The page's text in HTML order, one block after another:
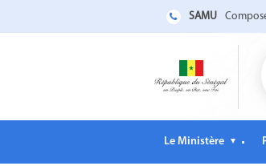
SAMU
Le Ministère ▼